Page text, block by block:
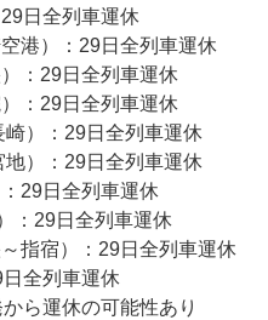
日全列車運休
港）：29日全列車運休
：29日全列車運休
：29日全列車運休
）：29日全列車運休
）：29日全列車運休
29日全列車運休
：29日全列車運休
指宿）：29日全列車運休
全列車運休
ら運休の可能性あり